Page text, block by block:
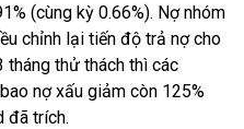
(cùng kỳ 0.66%). Nợ nhóm
chỉnh lại tiến độ trả nợ cho
tháng thử thách thì các
nợ xấu giảm còn 125%
đã trích.